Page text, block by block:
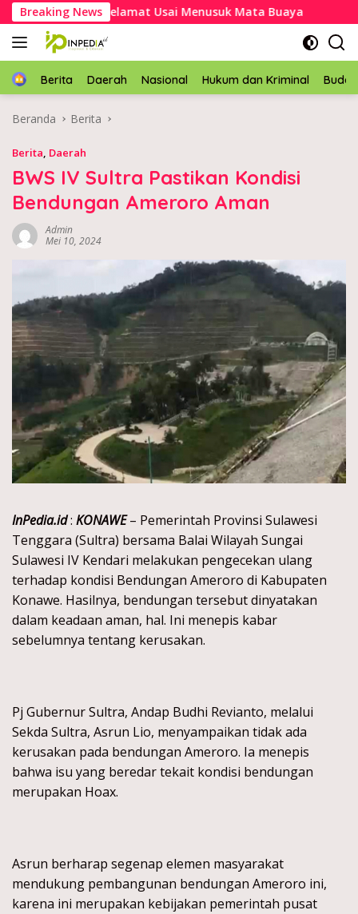
Langsung
ke
konten
Breaking News
Mubar Selamat Usai Menusuk Mata Buaya
HomeBerita Daerah Nasional Hukum dan Kriminal
Beranda Berita
Berita, Daerah
BWS IV Sultra Pastikan Kondisi
Bendungan Ameroro Aman
Admin
Mei 10, 2024
InPedia.id: KONAWE– Pemerintah Provinsi Sulawesi
Tenggara (Sultra) bersama Balai Wilayah Sungai
Sulawesi IV Kendari melakukan pengecekan ulang
terhadap kondisi Bendungan Ameroro di Kabupaten
Konawe. Hasilnya, bendungan tersebut dinyatakan
dalam keadaan aman, hal. Ini menepis kabar
sebelumnya tentang kerusakan.
Pj Gubernur Sultra, Andap Budhi Revianto, melalui
Sekda Sultra, Asrun Lio, menyampaikan tidak ada
kerusakan pada bendungan Ameroro. Ia menepis
bahwa isu yang beredar tekait kondisi bendungan
merupakan Hoax.
Asrun berharap segenap elemen masyarakat
mendukung pembangunan bendungan Ameroro ini,
karena ini merupakan kebijakan pemerintah pusat